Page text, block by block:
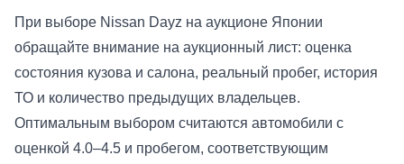
При выборе Nissan Dayz на аукционе Японии
обращайте внимание на аукционный лист: оценка
состояния кузова и салона, реальный пробег, история
ТО и количество предыдущих владельцев.
Оптимальным выбором считаются автомобили с
оценкой 4.0–4.5 и пробегом, соответствующим